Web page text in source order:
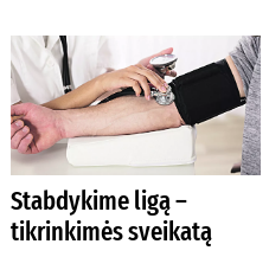
Stabdykime ligą –
tikrinkimės sveikatą